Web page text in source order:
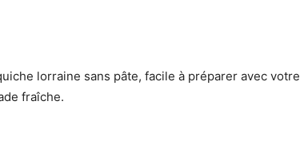
lorraine sans pâte, facile à préparer avec votre
fraîche.